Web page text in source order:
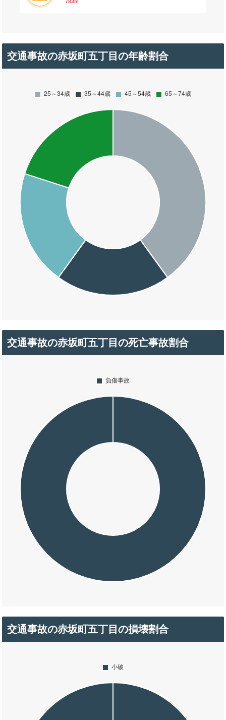
783m
交通事故の赤坂町五丁目の年齢割合
交通事故の赤坂町五丁目の死亡事故割合
交通事故の赤坂町五丁目の損壊割合